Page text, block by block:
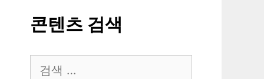
콘텐츠 검색